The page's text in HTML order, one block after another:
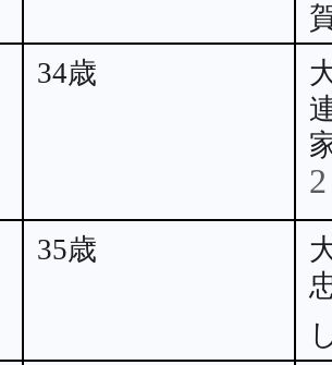
34歳
2
35歳